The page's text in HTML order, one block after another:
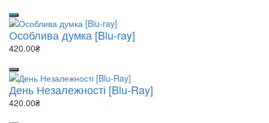
Особлива думка [Blu-ray]
420.00₴
День Незалежності [Blu-Ray]
420.00₴